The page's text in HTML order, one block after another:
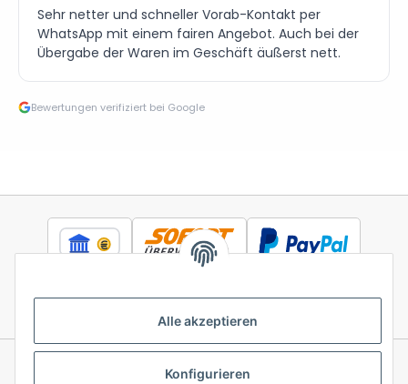
Alle akzeptieren
Konfigurieren
Sehr netter und schneller Vorab-Kontakt per
WhatsApp mit einem fairen Angebot. Auch bei der
Übergabe der Waren im Geschäft äußerst nett.
Bewertungen verifiziert bei Google